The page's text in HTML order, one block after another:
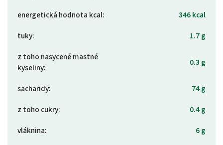
energetická hodnota kcal:
346 kcal
tuky:
1.7 g
z toho nasycené mastné
kyseliny: 0.3 g
sacharidy:
74 g
z toho cukry:
0.4 g
vláknina:
6 g